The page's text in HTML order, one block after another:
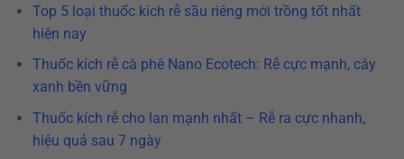
Top 5 loại thuốc kích rễ sầu riêng mới trồng tốt nhất
hiện nay
Thuốc kích rễ cà phê Nano Ecotech: Rễ cực mạnh, cây
xanh bền vững
Thuốc kích rễ cho lan mạnh nhất – Rễ ra cực nhanh,
hiệu quả sau 7 ngày